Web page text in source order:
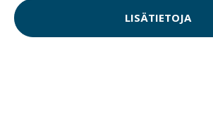
LISÄTIETOJA